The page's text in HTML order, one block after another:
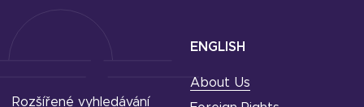
ENGLISH
About Us
Rozšířené vyhledávání